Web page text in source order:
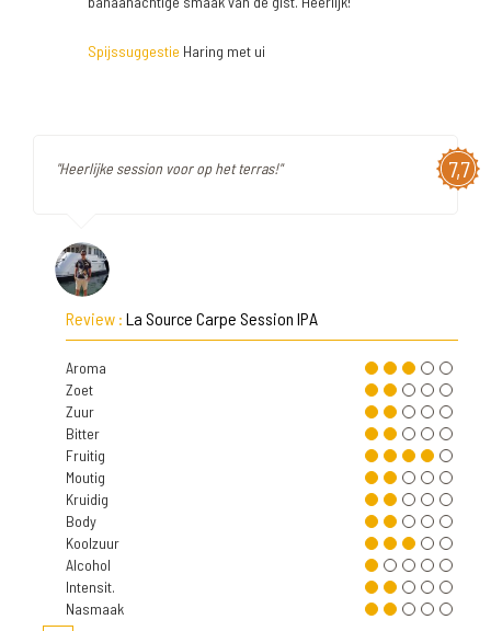
Spijssuggestie Haring met ui
7,7
"Heerlijke session voor op het terras!"
Review : La Source Carpe Session IPA
Aroma
Zoet
Zuur
Bitter
Fruitig
Moutig
Kruidig
Body
Koolzuur
Alcohol
Intensit.
Nasmaak